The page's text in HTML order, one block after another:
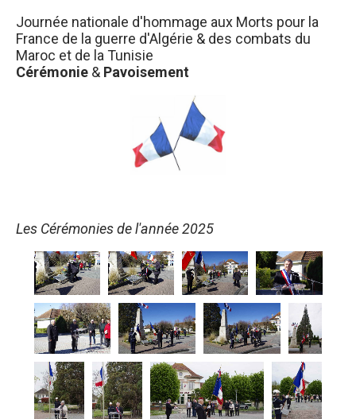
Journée nationale d'hommage aux Morts pour la
France de la guerre d'Algérie & des combats du
Maroc et de la Tunisie
Cérémonie & Pavoisement
Les Cérémonies de l'année 2025